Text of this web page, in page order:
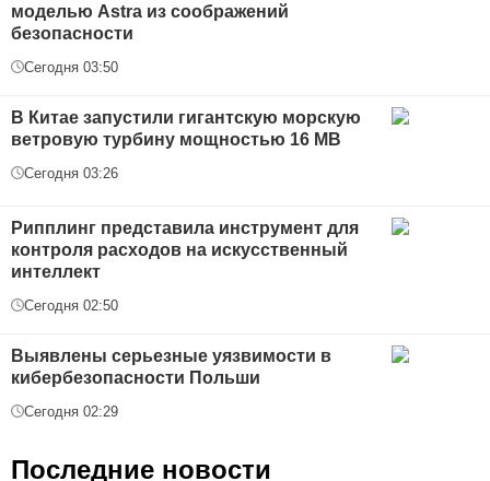
моделью Astra из соображений
безопасности
Сегодня 03:50
В Китае запустили гигантскую морскую
ветровую турбину мощностью 16 МВ
Сегодня 03:26
Рипплинг представила инструмент для
контроля расходов на искусственный
интеллект
Сегодня 02:50
Выявлены серьезные уязвимости в
кибербезопасности Польши
Сегодня 02:29
Последние новости